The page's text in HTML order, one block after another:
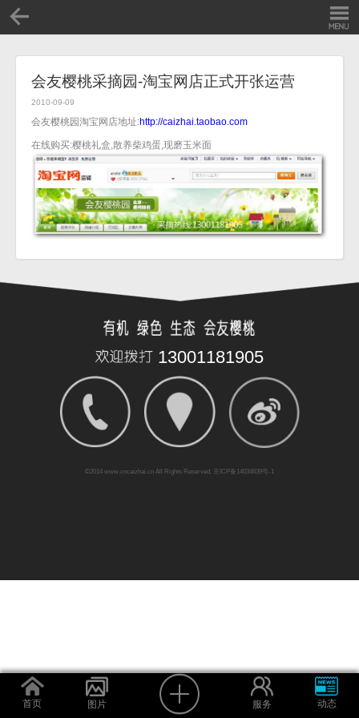
会友樱桃采摘园-淘宝网店正式开张运营
2010-09-09
会友樱桃园淘宝网店地址:http://caizhai.taobao.com
在线购买:樱桃礼盒,散养柴鸡蛋,现磨玉米面
13001181905
©2014 www.cncaizhai.cn All Rights Reserved. 京ICP备14034639号-1
首页 图片 服务 动态